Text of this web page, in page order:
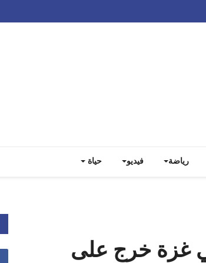
رياضة فيديو حياة
غزة خرج على